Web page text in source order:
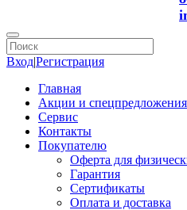
Вход|Регистрация
Главная
Акции и спецпредложения
Сервис
Контакты
Покупателю
Оферта для
Гарантия
Сертификаты
Оплата и доставка